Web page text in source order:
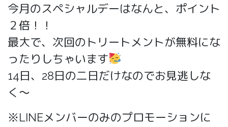
今月のスペシャルデーはなんと、ポイント
２倍！！
最大で、次回のトリートメントが無料にな
ったりしちゃいます
14日、28日の二日だけなのでお見逃しな
く～
※LINEメンバーのみのプロモーションに